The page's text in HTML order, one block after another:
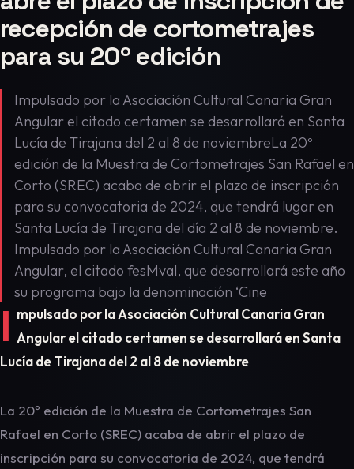
recepción de cortometrajes
para su 20º edición
Impulsado por la Asociación Cultural Canaria Gran
Angular el citado certamen se desarrollará en Santa
Lucía de Tirajana del 2 al 8 de noviembreLa 20º
edición de la Muestra de Cortometrajes San Rafael en
Corto (SREC) acaba de abrir el plazo de inscripción
para su convocatoria de 2024, que tendrá lugar en
Santa Lucía de Tirajana del día 2 al 8 de noviembre.
Impulsado por la Asociación Cultural Canaria Gran
Angular, el citado fesMval, que desarrollará este año
su programa bajo la denominación ‘Cine
I mpulsado por la Asociación Cultural Canaria Gran
Angular el citado certamen se desarrollará en Santa
Lucía de Tirajana del 2 al 8 de noviembre
La 20º edición de la Muestra de Cortometrajes San
Rafael en Corto (SREC) acaba de abrir el plazo de
inscripción para su convocatoria de 2024, que tendrá